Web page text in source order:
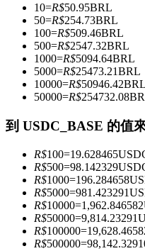
跟單
與頂尖交易專家同行
成為跟單交易員
坐享盈利分成和跟單
10=R$50.95BRL
50=R$254.73BRL
100=R$509.46BRL
500=R$2547.32BRL
1000=R$5094.64BRL
5000=R$25473.21BRL
10000=R$50946.42BRL
50000=R$254732.08
到 USDC_BASE 的值
R$100=19.628465
R$500=98.142329
R$1000=196.284658
R$5000=981.423291
R$10000=1,962.846582
R$50000=9,814.23291
R$100000=
R$500000=